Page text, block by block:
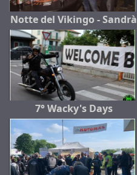
Notte del Vikingo - Sandrà
7° Wacky's Days